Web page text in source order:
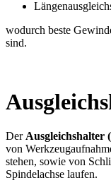
wodurch beste
sind.
Der Ausgleichshalter
von
stehen, sowie von
Spindelachse laufen.